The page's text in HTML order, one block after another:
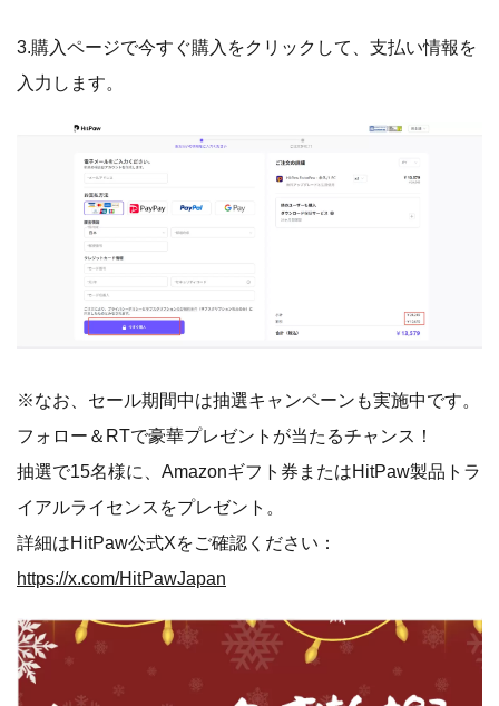
3.購入ページで今すぐ購入をクリックして、支払い情報を
入力します。
※なお、セール期間中は抽選キャンペーンも実施中です。
フォロー＆RTで豪華プレゼントが当たるチャンス！
抽選で15名様に、Amazonギフト券またはHitPaw製品トラ
イアルライセンスをプレゼント。
詳細はHitPaw公式Xをご確認ください：
https://x.com/HitPawJapan